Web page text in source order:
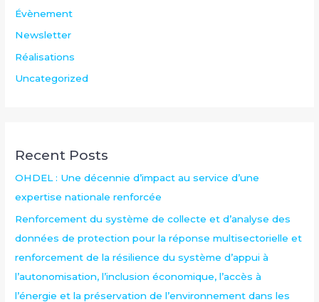
Évènement
Newsletter
Réalisations
Uncategorized
Recent Posts
OHDEL : Une décennie d’impact au service d’une
expertise nationale renforcée
Renforcement du système de collecte et d’analyse des
données de protection pour la réponse multisectorielle et
renforcement de la résilience du système d’appui à
l’autonomisation, l’inclusion économique, l’accès à
l’énergie et la préservation de l’environnement dans les